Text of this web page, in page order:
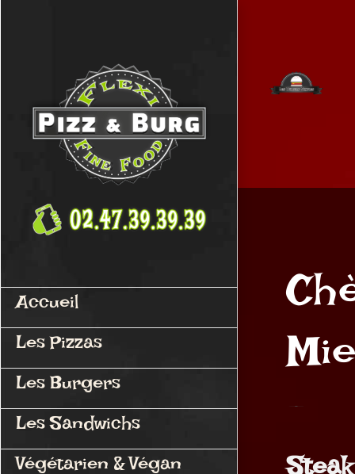
Accueil
Les Pizzas
Les Burgers
Les Sandwichs